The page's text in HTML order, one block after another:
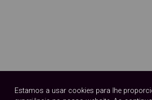
39,90
Estamos a usar cookies para lhe